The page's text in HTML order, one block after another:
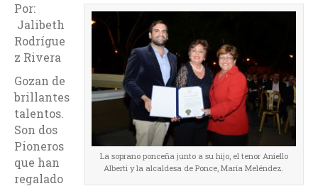
La soprano ponceña junto a su hijo, el tenor Aniello
Alberti y la alcaldesa de Ponce, María Meléndez.
Por:
Jalibeth
Rodrígue
z Rivera
Gozan de
brillantes
talentos.
Son dos
Pioneros
que han
regalado